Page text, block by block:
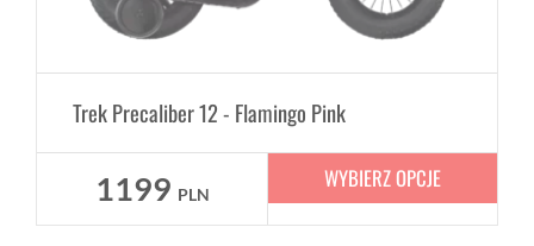
Trek Precaliber 12 - Flamingo Pink
1199 PLN
WYBIERZ OPCJE